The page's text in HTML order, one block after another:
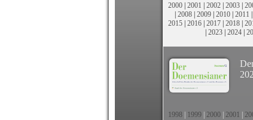
2000 | 2001 | 2002 | 2003 |
| 2008 | 2009 | 2010 | 2011 |
2015 | 2016 | 2017 | 2018 |
| 2023| 2024|
1998 1999 2000 2001